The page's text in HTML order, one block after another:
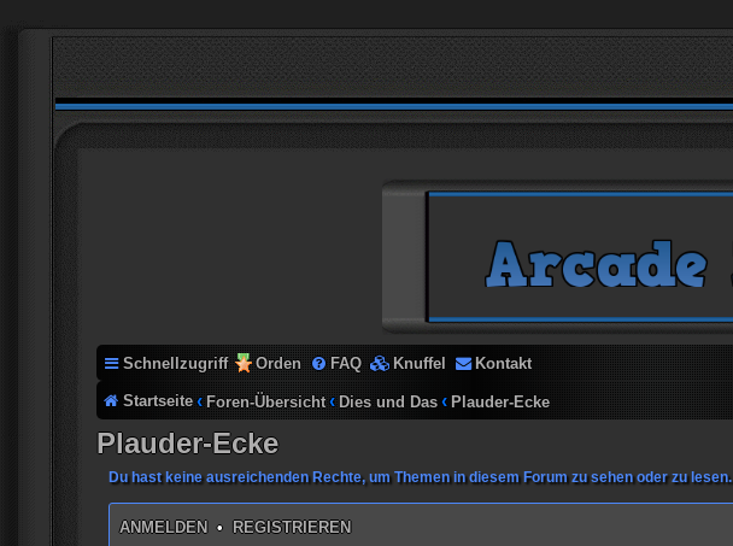
Schnellzugriff Orden FAQ Knuffel Kontakt
Startseite Foren-Übersicht Dies und Das Plauder-Ecke
Plauder-Ecke
Du hast keine ausreichenden Rechte, um Themen in diesem Forum zu sehen oder zu lesen.
ANMELDEN • REGISTRIEREN